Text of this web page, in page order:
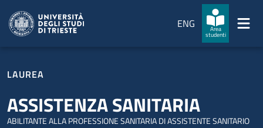
ENG
Area
studenti
LAUREA
ASSISTENZA SANITARIA
ABILITANTE ALLA PROFESSIONE SANITARIA DI ASSISTENTE SANITARIO